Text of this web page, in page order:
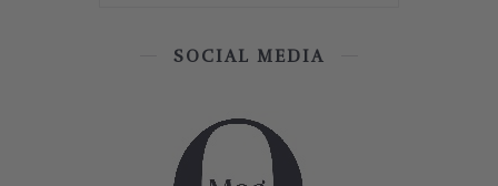
SOCIAL MEDIA